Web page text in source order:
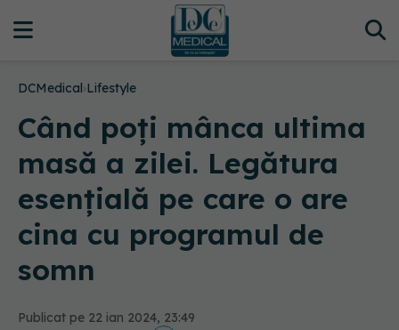
DCMedical›Lifestyle
Când poți mânca ultima
masă a zilei. Legătura
esențială pe care o are
cina cu programul de
somn
Publicat pe 22 ian 2024, 23:49